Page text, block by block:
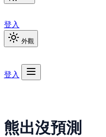
登入
外觀
登入
熊出沒預測